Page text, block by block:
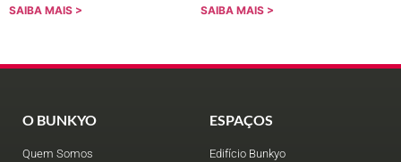
SAIBA MAIS > SAIBA MAIS >
O BUNKYO
Quem Somos
ESPAÇOS
Edifício Bunkyo